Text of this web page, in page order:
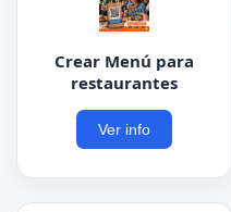
Crear Menú para
restaurantes
Ver info